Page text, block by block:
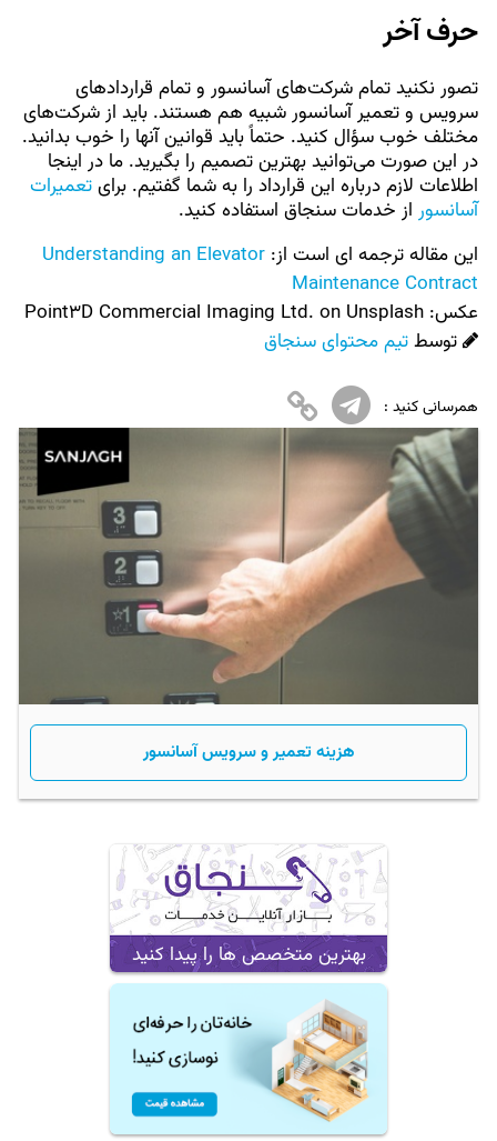
حرف آخر
تصور نکنید تمام شرکت‌های آسانسور و تمام قراردادهای
سرویس و تعمیر آسانسور شبیه هم هستند. باید از شرکت‌های
مختلف خوب سؤال کنید. حتماً باید قوانین آنها را خوب بدانید.
در این صورت می‌توانید بهترین تصمیم را بگیرید. ما در اینجا
اطلاعات لازم درباره این قرارداد را به شما گفتیم. برایتعمیرات
آسانسور از خدمات سنجاق استفاده کنید.
این مقاله ترجمه ای است از: Understanding an Elevator
Maintenance Contract
عکس:‌ Point3D Commercial Imaging Ltd. on Unsplash
توسطتیم محتوای سنجاق
همرسانی کنید :
هزینه تعمیر و سرویس آسانسور
بهترین متخصص ها را پیدا کنید